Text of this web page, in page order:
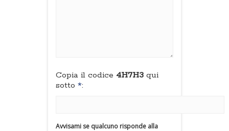
Copia il codice 4H7H3 qui
sotto *:
Avvisami se qualcuno risponde alla